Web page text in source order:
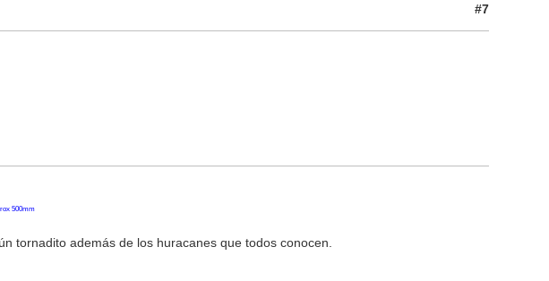
#7
500mm
tornadito además de los huracanes que todos conocen.